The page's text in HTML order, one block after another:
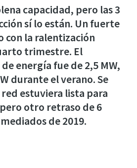
capacidad, pero las 3
sí lo están. Un fuerte
con la ralentización
trimestre. El
energía fue de 2,5 MW,
durante el verano. Se
estuviera lista para
otro retraso de 6
de 2019.